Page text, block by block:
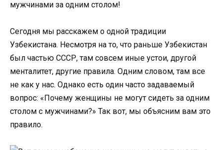
Сегодня мы расскажем о одной традиции
Узбекистана. Несмотря на то, что раньше Узбекистан
был частью СССР, там совсем иные устои, другой
менталитет, другие правила. Одним словом, там все
не как у нас. Однако есть один часто задаваемый
вопрос: «Почему женщины не могут сидеть за одним
столом с мужчинами?» Так вот, мы объясним вам это
правило.